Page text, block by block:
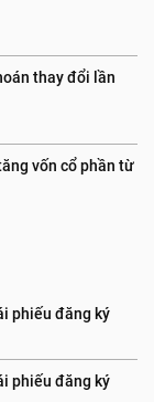
thay đổi lần
vốn cổ phần từ
phiếu đăng ký
phiếu đăng ký